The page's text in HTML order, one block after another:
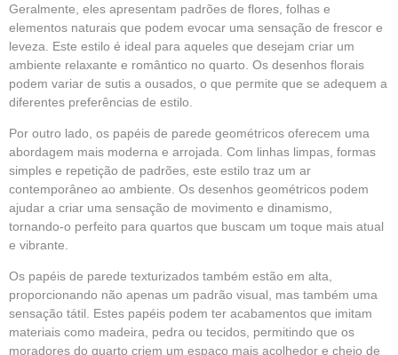
Geralmente, eles apresentam padrões de flores, folhas e
elementos naturais que podem evocar uma sensação de frescor e
leveza. Este estilo é ideal para aqueles que desejam criar um
ambiente relaxante e romântico no quarto. Os desenhos florais
podem variar de sutis a ousados, o que permite que se adequem a
diferentes preferências de estilo.
Por outro lado, os papéis de parede geométricos oferecem uma
abordagem mais moderna e arrojada. Com linhas limpas, formas
simples e repetição de padrões, este estilo traz um ar
contemporâneo ao ambiente. Os desenhos geométricos podem
ajudar a criar uma sensação de movimento e dinamismo,
tornando-o perfeito para quartos que buscam um toque mais atual
e vibrante.
Os papéis de parede texturizados também estão em alta,
proporcionando não apenas um padrão visual, mas também uma
sensação tátil. Estes papéis podem ter acabamentos que imitam
materiais como madeira, pedra ou tecidos, permitindo que os
moradores do quarto criem um espaço mais acolhedor e cheio de